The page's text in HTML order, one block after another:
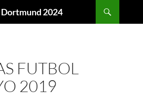
2024
FUTBOL
2019